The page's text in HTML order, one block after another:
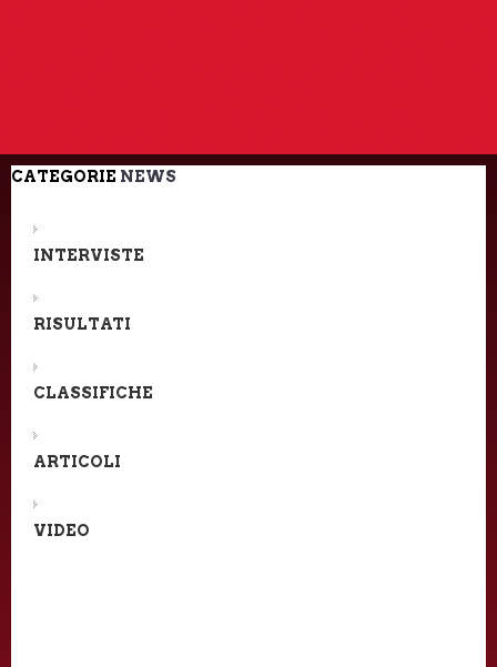
CATEGORIE NEWS
INTERVISTE
RISULTATI
CLASSIFICHE
ARTICOLI
VIDEO